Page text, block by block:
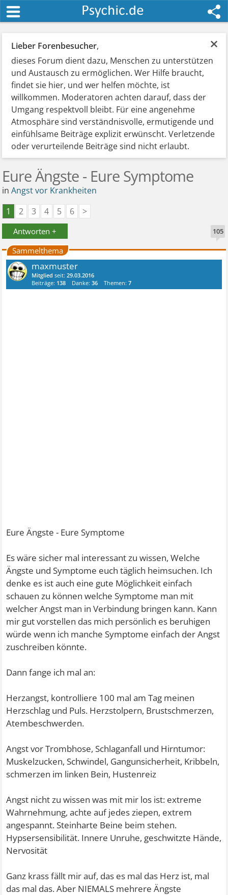
×
Lieber Forenbesucher,
dieses Forum dient dazu, Menschen zu unterstützen
und Austausch zu ermöglichen. Wer Hilfe braucht,
findet sie hier, und wer helfen möchte, ist
willkommen. Moderatoren achten darauf, dass der
Umgang respektvoll bleibt. Für eine angenehme
Atmosphäre sind verständnisvolle, ermutigende und
einfühlsame Beiträge explizit erwünscht. Verletzende
oder verurteilende Beiträge sind nicht erlaubt.
Eure Ängste - Eure Symptome
inAngst vor Krankheiten
1
2 3 4 5 6 >
Antworten + 105
Sammelthema
maxmuster
Mitglied seit:29.03.2016
Beiträge: 138 Danke:36 Themen:7
Eure Ängste - Eure Symptome
Es wäre sicher mal interessant zu wissen, Welche
Ängste und Symptome euch täglich heimsuchen. Ich
denke es ist auch eine gute Möglichkeit einfach
schauen zu können welche Symptome man mit
welcher Angst man in Verbindung bringen kann. Kann
mir gut vorstellen das mich persönlich es beruhigen
würde wenn ich manche Symptome einfach der Angst
zuschreiben könnte.
Dann fange ich mal an:
Herzangst, kontrolliere 100 mal am Tag meinen
Herzschlag und Puls. Herzstolpern, Brustschmerzen,
Atembeschwerden.
Angst vor Trombhose, Schlaganfall und Hirntumor:
Muskelzucken, Schwindel, Gangunsicherheit, Kribbeln,
schmerzen im linken Bein, Hustenreiz
Angst nicht zu wissen was mit mir los ist: extreme
Wahrnehmung, achte auf jedes ziepen, extrem
angespannt. Steinharte Beine beim stehen.
Hypsersensibilität. Innere Unruhe, geschwitzte Hände,
Nervosität
Ganz krass fällt mir auf, das es mal das Herz ist, mal
das mal das. Aber NIEMALS mehrere Ängste